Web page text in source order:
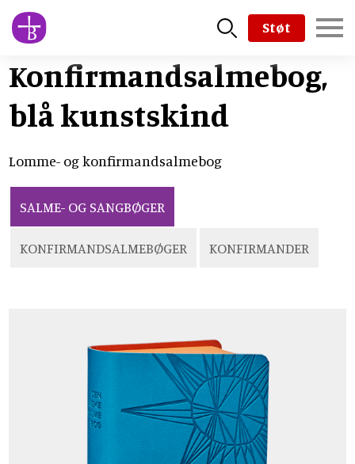
Skip
to
content
Støt
Konfirmandsalmebog,
blå kunstskind
Lomme- og konfirmandsalmebog
SALME- OG SANGBØGER
KONFIRMANDSALMEBØGER KONFIRMANDER